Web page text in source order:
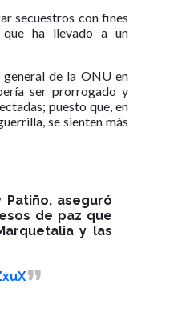
secuestros con fines
que ha llevado a un
general de la ONU en
ser prorrogado y
puesto que, en
se sienten más
Patiño, aseguró
de paz que
y las